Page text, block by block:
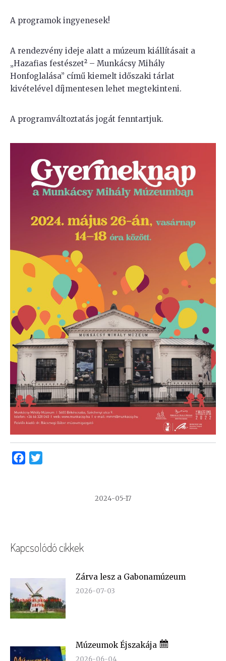
A programok ingyenesek!
A rendezvény ideje alatt a múzeum kiállításait a
„Hazafias festészet² – Munkácsy Mihály
Honfoglalása” című kiemelt időszaki tárlat
kivételével díjmentesen lehet megtekinteni.
A programváltoztatás jogát fenntartjuk.
Facebook
2024-05-17
Kapcsolódó cikkek
Zárva lesz a Gabonamúzeum
2026-07-03
Múzeumok Éjszakája
2026-06-04